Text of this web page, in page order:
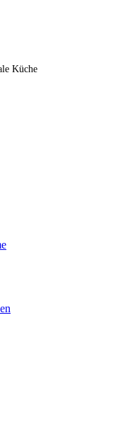
Küche